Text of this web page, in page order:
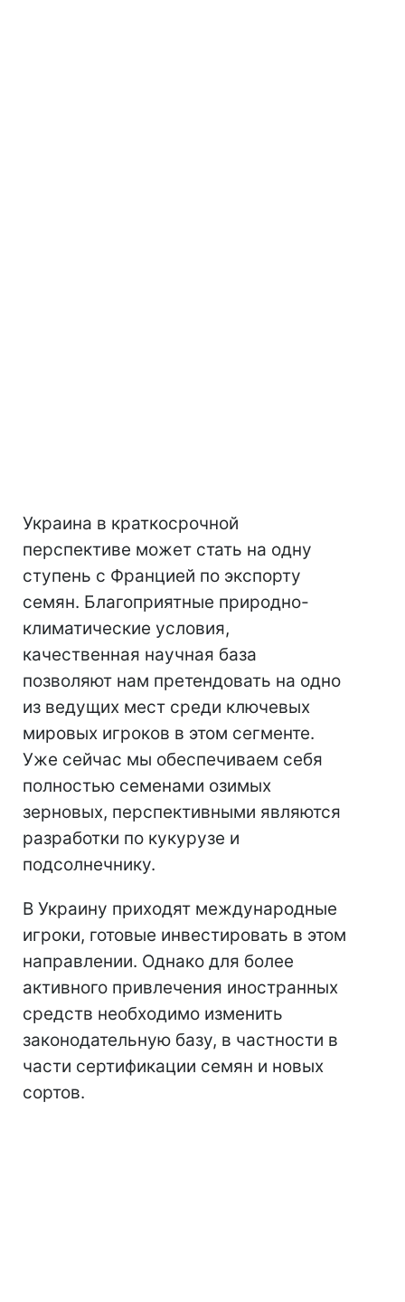
Украина в краткосрочной
перспективе может стать на одну
ступень с Францией по экспорту
семян. Благоприятные природно-
климатические условия,
качественная научная база
позволяют нам претендовать на одно
из ведущих мест среди ключевых
мировых игроков в этом сегменте.
Уже сейчас мы обеспечиваем себя
полностью семенами озимых
зерновых, перспективными являются
разработки по кукурузе и
подсолнечнику.
В Украину приходят международные
игроки, готовые инвестировать в этом
направлении. Однако для более
активного привлечения иностранных
средств необходимо изменить
законодательную базу, в частности в
части сертификации семян и новых
сортов.